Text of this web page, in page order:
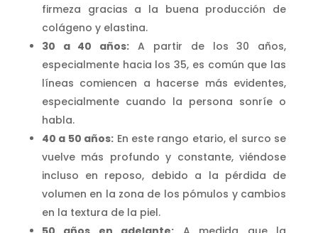
firmeza gracias a la buena producción de
colágeno y elastina.
30 a 40 años: A partir de los 30 años,
especialmente hacia los 35, es común que las
líneas comiencen a hacerse más evidentes,
especialmente cuando la persona sonríe o
habla.
40 a 50 años: En este rango etario, el surco se
vuelve más profundo y constante, viéndose
incluso en reposo, debido a la pérdida de
volumen en la zona de los pómulos y cambios
en la textura de la piel.